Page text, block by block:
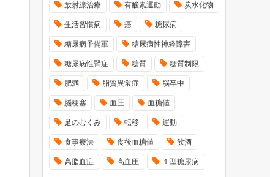
放射線治療 有酸素運動 炭水化物
生活習慣病 癌 糖尿病
糖尿病予備軍 糖尿病性神経障害
糖尿病性腎症 糖質 糖質制限
肥満 脂質異常症 脳卒中
脳梗塞 血圧 血糖値
足のむくみ 転移 運動
食事療法 食後血糖値 飲酒
高脂血症 高血圧 １型糖尿病